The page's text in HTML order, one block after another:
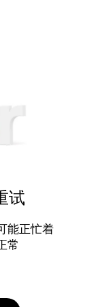
试
能正忙着
常